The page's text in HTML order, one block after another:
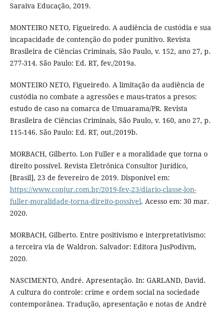
Saraiva Educação, 2019.
MONTEIRO NETO, Figueiredo. A audiência de custódia e sua
incapacidade de contenção do poder punitivo. Revista
Brasileira de Ciências Criminais, São Paulo, v. 152, ano 27, p.
277-314. São Paulo: Ed. RT, fev./2019a.
MONTEIRO NETO, Figueiredo. A limitação da audiência de
custódia no combate a agressões e maus-tratos a presos:
estudo de caso na comarca de Umuarama/PR. Revista
Brasileira de Ciências Criminais, São Paulo, v. 160, ano 27, p.
115-146. São Paulo: Ed. RT, out./2019b.
MORBACH, Gilberto. Lon Fuller e a moralidade que torna o
direito possível. Revista Eletrônica Consultor Jurídico,
[Brasil], 23 de fevereiro de 2019. Disponível em:
https://www.conjur.com.br/2019-fev-23/diario-classe-lon-
fuller-moralidade-torna-direito-possivel. Acesso em: 30 mar.
2020.
MORBACH, Gilberto. Entre positivismo e interpretativismo:
a terceira via de Waldron. Salvador: Editora JusPodivm,
2020.
NASCIMENTO, André. Apresentação. In: GARLAND, David.
A cultura do controle: crime e ordem social na sociedade
contemporânea. Tradução, apresentação e notas de André